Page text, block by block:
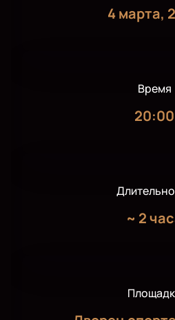
4 марта,
Время
20:00
~ 2